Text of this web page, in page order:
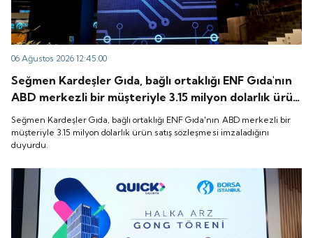
06 Ağustos 2026 12:45:00
Seğmen Kardeşler Gıda, bağlı ortaklığı ENF Gıda'nın
ABD merkezli bir müşteriyle 3.15 milyon dolarlık ürün
satış sözleşmesi imzaladığını duyurdu.
Seğmen Kardeşler Gıda, bağlı ortaklığı ENF Gıda'nın ABD merkezli bir
müşteriyle 3.15 milyon dolarlık ürün satış sözleşmesi imzaladığını
duyurdu.